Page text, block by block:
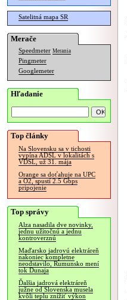
Satelitná mapa SR
Merače
Speedmeter Merania
Pingmeter
Googlemeter
Hľadanie
Top články
Na Slovensku sa v tichosti
vypína ADSL v lokalitách s
VDSL, už 31. mája
Orange sa doťahuje na UPC
a O2, spustí 2.5 Gbps
pripojenie
Top správy
Alza nasadila dve novinky,
jednu užitočnú a jednu
kontroverznú
Maďarsko jadrovú elektráreň
nakoniec kompletne
neodstavilo, Rumunsko mení
tok Dunaja
Ďalšia jadrová elektráreň
južne od Slovenska musela
kvôli teplu znížiť výkon